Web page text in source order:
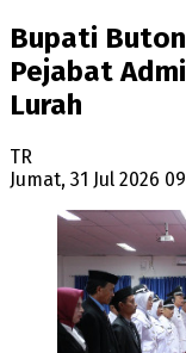
Bupati
Pejabat
Lurah
TR
Jumat, 31 Jul 2026